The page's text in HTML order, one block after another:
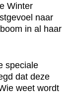
Winter
naar
in al haar
speciale
dat deze
weet wordt